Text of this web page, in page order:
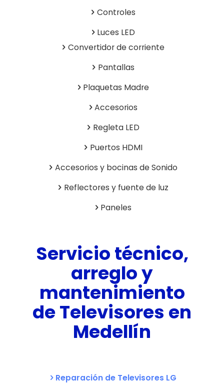
Controles
Luces LED
Convertidor de corriente
Pantallas
Plaquetas Madre
Accesorios
Regleta LED
Puertos HDMI
Accesorios y bocinas de Sonido
Reflectores y fuente de luz
Paneles
Servicio técnico,
arreglo y
mantenimiento
de Televisores en
Medellín
Reparación de Televisores LG